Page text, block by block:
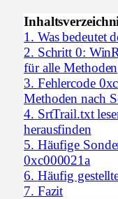
1. Was bedeutet
2. Schritt 0:
für alle Methoden
3. Fehlercode
Methoden nach
4. SrtTrail.txt
herausfinden
5. Häufige
0xc000021a
6. Häufig
7. Fazit